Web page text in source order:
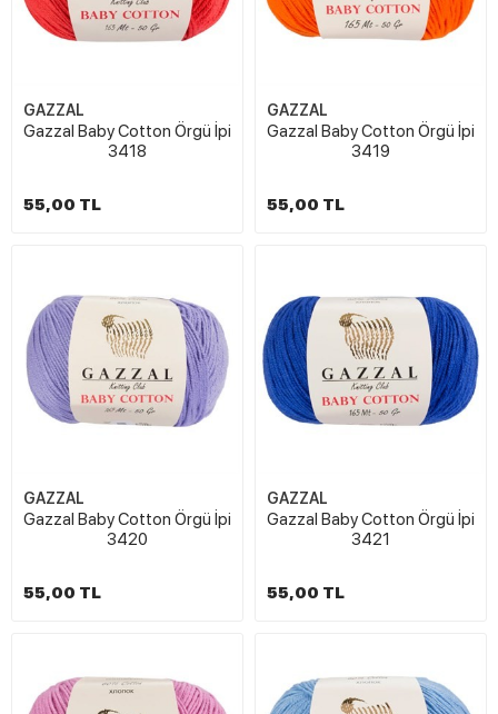
GAZZAL
Gazzal Baby Cotton Örgü İpi
3418
55,00 TL
GAZZAL
Gazzal Baby Cotton Örgü İpi
3419
55,00 TL
GAZZAL
Gazzal Baby Cotton Örgü İpi
3420
55,00 TL
GAZZAL
Gazzal Baby Cotton Örgü İpi
3421
55,00 TL